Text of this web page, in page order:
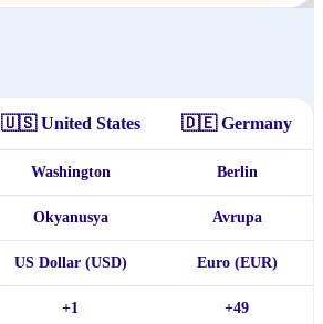
🇺🇸 United States 🇩🇪 Germany
Washington Berlin
Okyanusya Avrupa
US Dollar (USD) Euro (EUR)
+1 +49